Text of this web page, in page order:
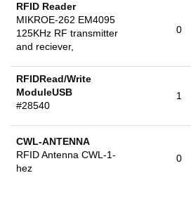
RFID Reader
MIKROE-262 EM4095
125KHz RF transmitter
and reciever,
0
RFIDRead/Write
ModuleUSB
#28540
1
CWL-ANTENNA
RFID Antenna CWL-1-
hez
0